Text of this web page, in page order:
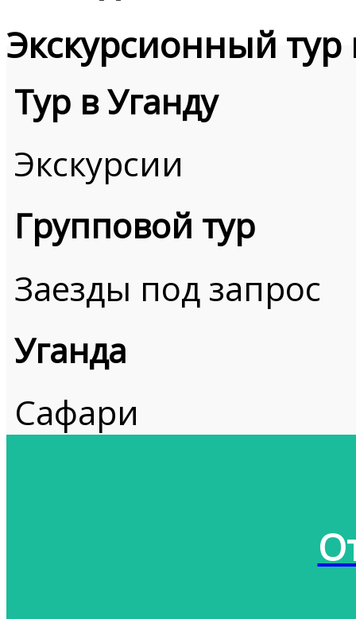
Экскурсионный тур
Тур в Уганду
Экскурсии
Групповой тур
Заезды под запрос
Уганда
Сафари